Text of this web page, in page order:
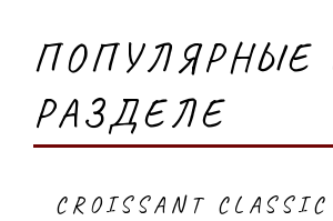
ПОПУЛЯРНЫЕ
РАЗДЕЛЕ
CROISSANT